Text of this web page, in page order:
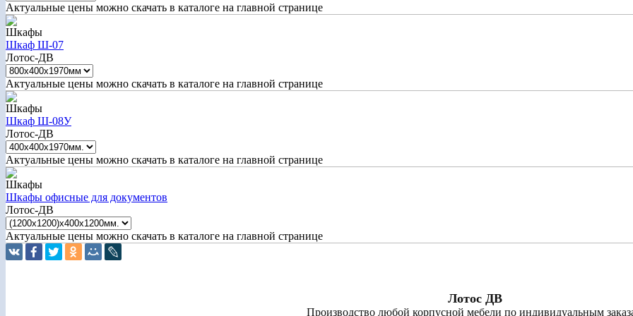
Актуальные цены можно скачать в каталоге на главной странице
Шкафы
Шкаф Ш-07
Лотос-ДВ
Актуальные цены можно скачать в каталоге на главной странице
Шкафы
Шкаф Ш-08У
Лотос-ДВ
Актуальные цены можно скачать в каталоге на главной странице
Шкафы
Шкафы офисные для документов
Лотос-ДВ
Актуальные цены можно скачать в каталоге на главной странице
Лотос ДВ
Производство любой корпусной мебели по индивидуальным